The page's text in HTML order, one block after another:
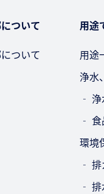
ついて
ついて
用途
用途
浄水
‐ 浄
‐ 食
環境
‐ 排
‐ 排